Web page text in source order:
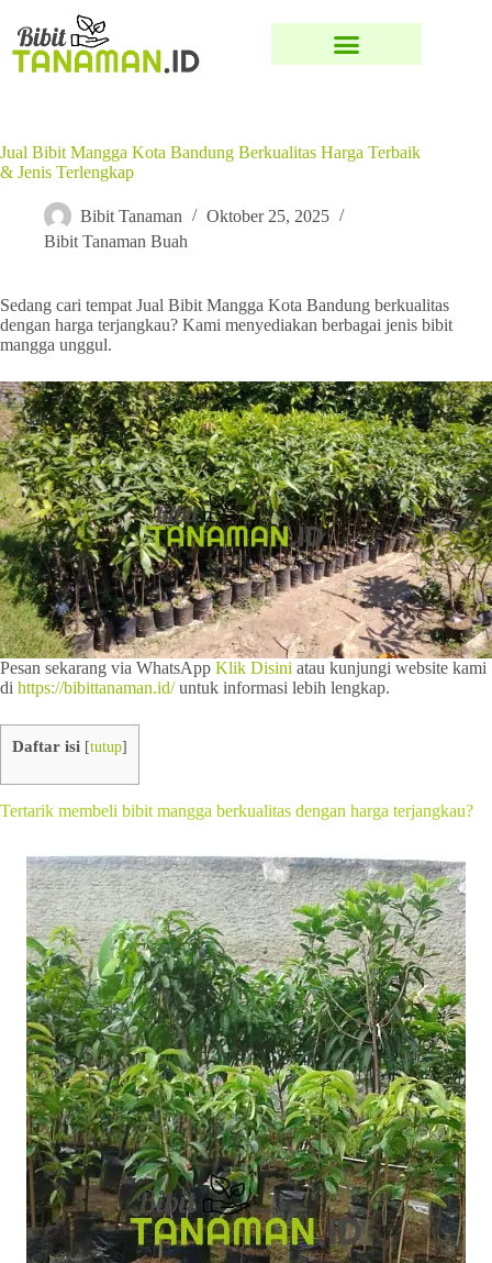
Jual Bibit Mangga Kota Bandung Berkualitas Harga Terbaik
& Jenis Terlengkap
Bibit Tanaman
Oktober 25, 2025
Bibit Tanaman Buah
Sedang cari tempat Jual Bibit Mangga Kota Bandung berkualitas
dengan harga terjangkau? Kami menyediakan berbagai jenis bibit
mangga unggul.
Pesan sekarang via WhatsApp Klik Disini atau kunjungi website kami
di https://bibittanaman.id/untuk informasi lebih lengkap.
Daftar isi [tutup]
Tertarik membeli bibit mangga berkualitas dengan harga terjangkau?